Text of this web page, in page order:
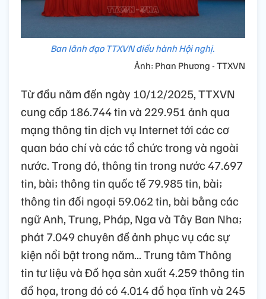
Ban lãnh đạo TTXVN điều hành Hội nghị.
Ảnh: Phan Phương - TTXVN
Từ đầu năm đến ngày 10/12/2025, TTXVN
cung cấp 186.744 tin và 229.951 ảnh qua
mạng thông tin dịch vụ Internet tới các cơ
quan báo chí và các tổ chức trong và ngoài
nước. Trong đó, thông tin trong nước 47.697
tin, bài; thông tin quốc tế 79.985 tin, bài;
thông tin đối ngoại 59.062 tin, bài bằng các
ngữ Anh, Trung, Pháp, Nga và Tây Ban Nha;
phát 7.049 chuyên đề ảnh phục vụ các sự
kiện nổi bật trong năm... Trung tâm Thông
tin tư liệu và Đồ họa sản xuất 4.259 thông tin
đồ họa, trong đó có 4.014 đồ họa tĩnh và 245